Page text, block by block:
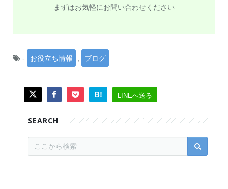
まずはお気軽にお問い合わせください
- お役立ち情報 ブログ
B! LINEへ送る
SEARCH